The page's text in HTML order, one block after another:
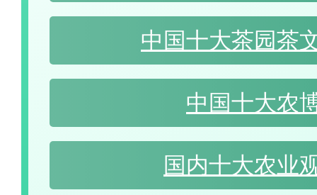
中国十大茶园茶
中国十大农
国内十大农业